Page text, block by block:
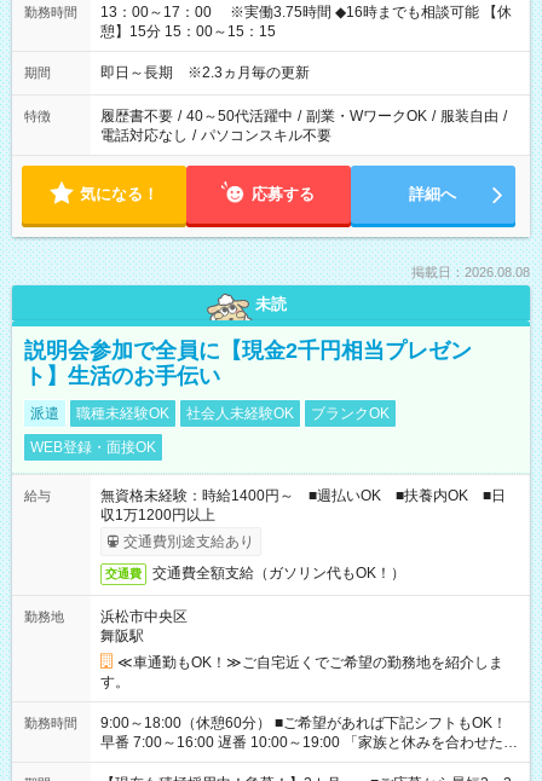
勤務時間
13：00～17：00 ※実働3.75時間 ◆16時までも相談可能 【休
憩】15分 15：00～15：15
期間 即日～長期 ※2.3ヵ月毎の更新
特徴 履歴書不要 / 40～50代活躍中 / 副業・WワークOK / 服装自由 /
電話対応なし / パソコンスキル不要
気になる！ 応募する 詳細へ
掲載日：2026.08.08
未読
説明会参加で全員に【現金2千円相当プレゼン
ト】生活のお手伝い
派遣 職種未経験OK 社会人未経験OK
ブランクOK
WEB登録・面接OK
給与
無資格未経験：時給1400円～ ■週払いOK ■扶養内OK ■日
収1万1200円以上
交通費別途支給あり
交通費 交通費全額支給（ガソリン代もOK！）
勤務地
浜松市中央区
舞阪駅
≪車通勤もOK！≫ご自宅近くでご希望の勤務地を紹介しま
す。
勤務時間
9:00～18:00（休憩60分） ■ご希望があれば下記シフトもOK！
早番 7:00～16:00 遅番 10:00～19:00 「家族と休みを合わせた
い」 「余裕を持って夕飯の準備がしたい」 「できれば残業はし